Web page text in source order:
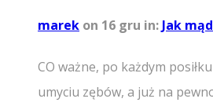
marek on 16 gru in: Jak
CO ważne, po każdym
umyciu zębów, a już na